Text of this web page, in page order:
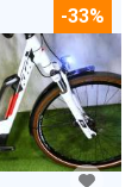
-33%